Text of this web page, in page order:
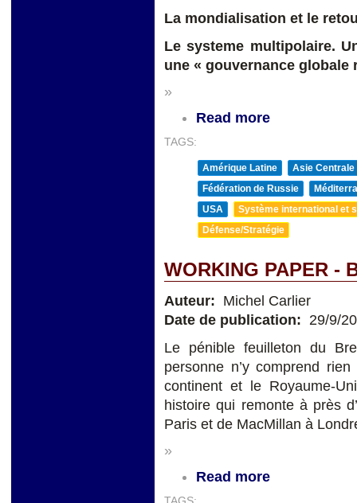
La mondialisation et le
Le systeme multipolaire.
une « gouvernance globale
»
Read more
TAGS:
Amérique Latine
Asie Centrale
Fédération de Russie
USA
Système international et
Défense/Stratégie
WORKING PAPER -
Auteur: Michel Carlier
Date de publication: 29/9/
Le pénible feuilleton du
personne n’y comprend
continent et le Royaume-
histoire qui remonte à près
Paris et de MacMillan à
»
Read more